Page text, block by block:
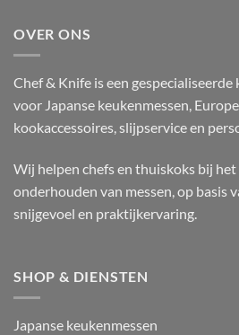
OVER ONS
Chef & Knife is een
voor Japanse keukenmessen,
kookaccessoires, slijpservice en
Wij helpen chefs en thuiskoks bij het
onderhouden van messen, op basis
snijgevoel en praktijkervaring.
SHOP & DIENSTEN
Japanse keukenmessen